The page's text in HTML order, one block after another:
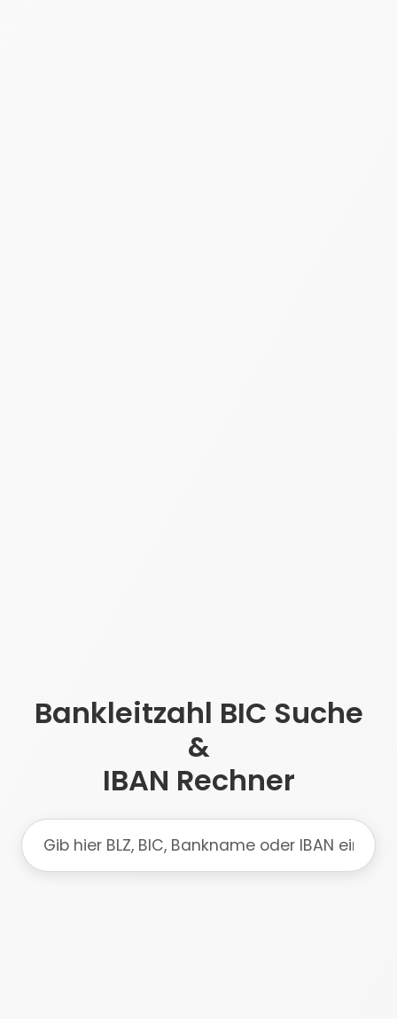
Bankleitzahl BIC Suche
&
IBAN Rechner